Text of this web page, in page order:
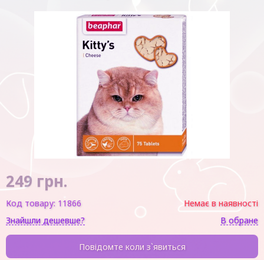
249 грн.
Код товару: 11866
Немає в наявності
Знайшли дешевше?
В обране
Повідомте коли з`явиться